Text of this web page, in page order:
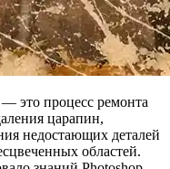
это процесс ремонта
царапин,
недостающих деталей
областей.